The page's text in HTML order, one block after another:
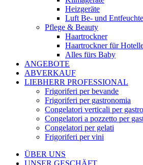
Heizgeräte
Luft Be- und
Pflege & Beauty
Haartrockner
Haartrockner für
Alles fürs Baby
ANGEBOTE
ABVERKAUF
LIEBHERR PROFESSIONAL
Frigoriferi per bevande
Frigoriferi per gastronomia
Congelatori verticali per
Congelatori a pozzetto per
Congelatori per gelati
Frigoriferi per vini
ÜBER UNS
UNSER GESCHÄFT